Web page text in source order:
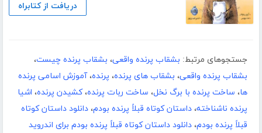
دریافت از کتابراه
جستجوهای مرتبط: بشقاب پرنده واقعی، بشقاب پرنده چیست،
بشقاب پرنده واقعی، بشقاب های پرنده، پرنده،آموزش اسامی پرنده
ها، ساخت پرنده با برگ نخل، ساخت ربات پرنده،کشیدن پرنده، اشیا
پرنده ناشناخته، داستان کوتاه قبلاً پرنده بودم، دانلود داستان کوتاه
قبلاً پرنده بودم، دانلود داستان کوتاه قبلاً پرنده بودم برای اندروید